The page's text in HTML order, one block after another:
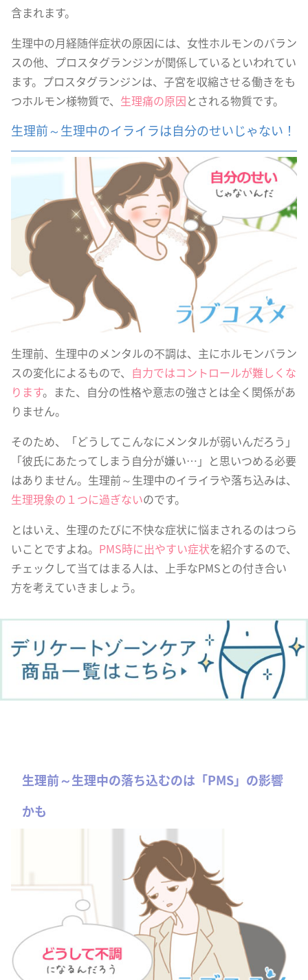
含まれます。
生理中の月経随伴症状の原因には、女性ホルモンのバラン
スの他、プロスタグランジンが関係しているといわれてい
ます。プロスタグランジンは、子宮を収縮させる働きをも
つホルモン様物質で、 生理痛の原因とされる物質です。
生理前～生理中のイライラは自分のせいじゃない！
生理前、生理中のメンタルの不調は、主にホルモンバラン
スの変化によるもので、 自力ではコントロールが難しくな
ります。また、自分の性格や意志の強さとは全く関係があ
りません。
そのため、「どうしてこんなにメンタルが弱いんだろう」
「彼氏にあたってしまう自分が嫌い…」と思いつめる必要
はありません。生理前～生理中のイライラや落ち込みは、
生理現象の１つに過ぎないのです。
とはいえ、生理のたびに不快な症状に悩まされるのはつら
いことですよね。 PMS時に出やすい症状を紹介するので、
チェックして当てはまる人は、上手なPMSとの付き合い
方を考えていきましょう。
生理前～生理中の落ち込むのは「PMS」の影響
かも